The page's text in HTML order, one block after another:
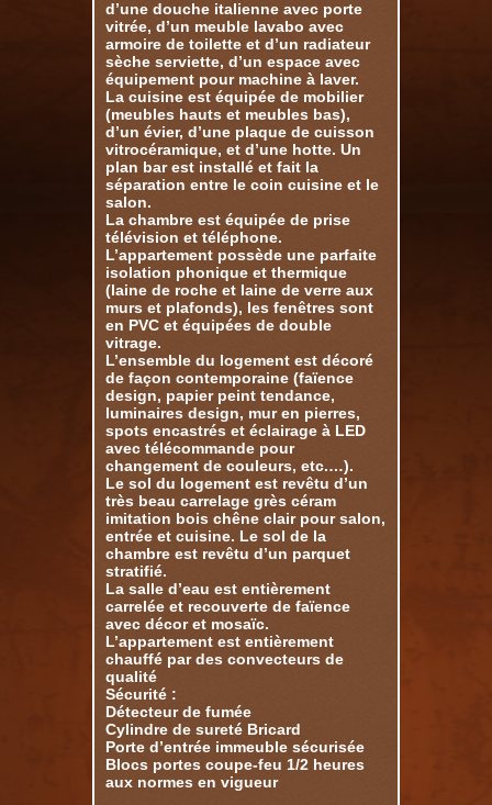
d’une douche italienne avec porte
vitrée, d’un meuble lavabo avec
armoire de toilette et d’un radiateur
sèche serviette, d’un espace avec
équipement pour machine à laver.
La cuisine est équipée de mobilier
(meubles hauts et meubles bas),
d’un évier, d’une plaque de cuisson
vitrocéramique, et d’une hotte. Un
plan bar est installé et fait la
séparation entre le coin cuisine et le
salon.
La chambre est équipée de prise
télévision et téléphone.
L’appartement possède une parfaite
isolation phonique et thermique
(laine de roche et laine de verre aux
murs et plafonds), les fenêtres sont
en PVC et équipées de double
vitrage.
L’ensemble du logement est décoré
de façon contemporaine (faïence
design, papier peint tendance,
luminaires design, mur en pierres,
spots encastrés et éclairage à LED
avec télécommande pour
changement de couleurs, etc.…).
Le sol du logement est revêtu d’un
très beau carrelage grès céram
imitation bois chêne clair pour salon,
entrée et cuisine. Le sol de la
chambre est revêtu d’un parquet
stratifié.
La salle d’eau est entièrement
carrelée et recouverte de faïence
avec décor et mosaïc.
L’appartement est entièrement
chauffé par des convecteurs de
qualité
Sécurité :
Détecteur de fumée
Cylindre de sureté Bricard
Porte d’entrée immeuble sécurisée
Blocs portes coupe-feu 1/2 heures
aux normes en vigueur